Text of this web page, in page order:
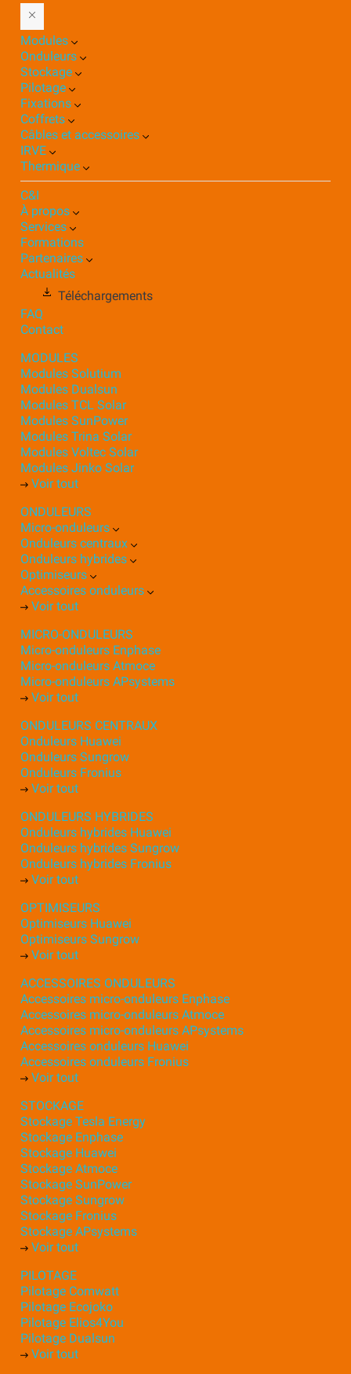
Modules
Onduleurs
Stockage
Pilotage
Fixations
Coffrets
Câbles et accessoires
IRVE
Thermique
C&I
À propos
Services
Formations
Partenaires
Actualités
Téléchargements
FAQ
Contact
MODULES
Modules Solutium
Modules Dualsun
Modules TCL Solar
Modules SunPower
Modules Trina Solar
Modules Voltec Solar
Modules Jinko Solar
Voir tout
ONDULEURS
Micro-onduleurs
Onduleurs centraux
Onduleurs hybrides
Optimiseurs
Accessoires onduleurs
Voir tout
MICRO-ONDULEURS
Micro-onduleurs Enphase
Micro-onduleurs Atmoce
Micro-onduleurs APsystems
Voir tout
ONDULEURS CENTRAUX
Onduleurs Huawei
Onduleurs Sungrow
Onduleurs Fronius
Voir tout
ONDULEURS HYBRIDES
Onduleurs hybrides Huawei
Onduleurs hybrides Sungrow
Onduleurs hybrides Fronius
Voir tout
OPTIMISEURS
Optimiseurs Huawei
Optimiseurs Sungrow
Voir tout
ACCESSOIRES ONDULEURS
Accessoires micro-onduleurs Enphase
Accessoires micro-onduleurs Atmoce
Accessoires micro-onduleurs APsystems
Accessoires onduleurs Huawei
Accessoires onduleurs Fronius
Voir tout
STOCKAGE
Stockage Tesla Energy
Stockage Enphase
Stockage Huawei
Stockage Atmoce
Stockage SunPower
Stockage Sungrow
Stockage Fronius
Stockage APsystems
Voir tout
PILOTAGE
Pilotage Comwatt
Pilotage Ecojoko
Pilotage Elios4You
Pilotage Dualsun
Voir tout